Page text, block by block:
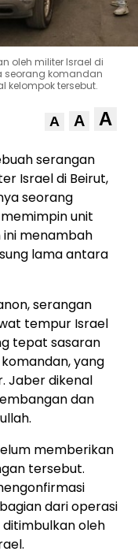
oleh militer Israel di
seorang komandan
kelompok tersebut.
A A A
serangan
Israel di Beirut,
seorang
unit
menambah
lama antara
serangan
tempur Israel
tepat sasaran
yang
Jaber dikenal
dan
memberikan
tersebut.
dari operasi
oleh